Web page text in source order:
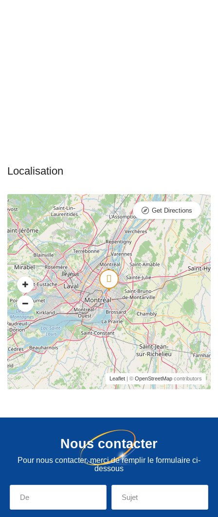
Leaflet | © OpenStreetMap contributors
Get Directions
Nous contacter
Pour nous contacter, merci de remplir le formulaire ci-
dessous